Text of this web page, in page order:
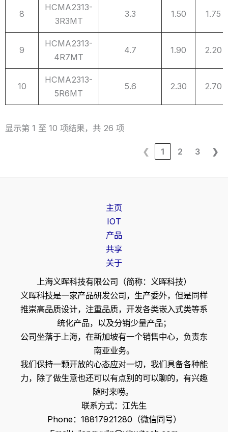
8
HCMA2313-
3R3MT
3.3 1.50 1.75
9
HCMA2313-
4R7MT
4.7 1.90 2.20
10
HCMA2313-
5R6MT
5.6 2.30 2.70
显示第 1 至 10 项结果，共 26 项
❮ 1 2 3 ❯
主页
IOT
产品
共享
关于
上海义晖科技有限公司（简称：义晖科技）
义晖科技是一家产品研发公司，生产委外，但是同样
推崇高品质设计，注重品质，开发各类嵌入式类等系
统化产品，以及分销少量产品；
公司坐落于上海，在新加坡有一个销售中心，负责东
南亚业务。
我们保持一颗开放的心态应对一切，我们具备各种能
力，除了做生意也还可以有点别的可以聊的，有兴趣
随时来唠。
联系方式：江先生
Phone：18817921280（微信同号）